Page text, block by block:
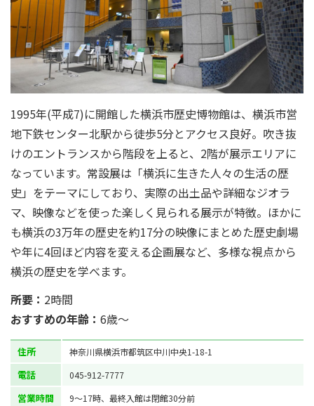
1995年(平成7)に開館した横浜市歴史博物館は、横浜市営
地下鉄センター北駅から徒歩5分とアクセス良好。吹き抜
けのエントランスから階段を上ると、2階が展示エリアに
なっています。常設展は「横浜に生きた人々の生活の歴
史」をテーマにしており、実際の出土品や詳細なジオラ
マ、映像などを使った楽しく見られる展示が特徴。ほかに
も横浜の3万年の歴史を約17分の映像にまとめた歴史劇場
や年に4回ほど内容を変える企画展など、多様な視点から
横浜の歴史を学べます。
所要： 2時間
おすすめの年齢： 6歳～
住所 神奈川県横浜市都筑区中川中央1-18-1
電話 045-912-7777
営業時間 9～17時、最終入館は閉館30分前